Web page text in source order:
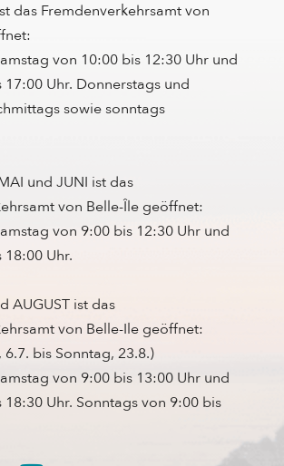
das Fremdenverkehrsamt von
von 10:00 bis 12:30 Uhr und
Uhr. Donnerstags und
sowie sonntags
und JUNI ist das
von Belle-Île geöffnet:
von 9:00 bis 12:30 Uhr und
Uhr.
AUGUST ist das
von Belle-Ile geöffnet:
bis Sonntag, 23.8.)
von 9:00 bis 13:00 Uhr und
Uhr. Sonntags von 9:00 bis